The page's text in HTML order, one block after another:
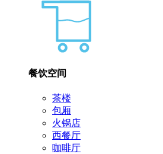
餐饮空间
茶楼
包厢
火锅店
西餐厅
咖啡厅